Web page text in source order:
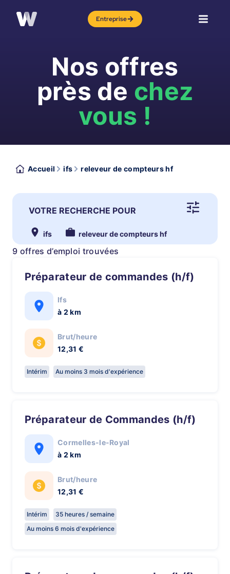
Entreprise
Nos offres
près de chez
vous !
Accueil ifs releveur de compteurs hf
VOTRE RECHERCHE POUR
ifs releveur de compteurs hf
9 offres d’emploi trouvées
Préparateur de commandes (h/f)
Ifs
à 2 km
Brut/heure
12,31 €
Intérim Au moins 3 mois d'expérience
Préparateur de Commandes (h/f)
Cormelles-le-Royal
à 2 km
Brut/heure
12,31 €
Intérim
35 heures / semaine
Au moins 6 mois d'expérience